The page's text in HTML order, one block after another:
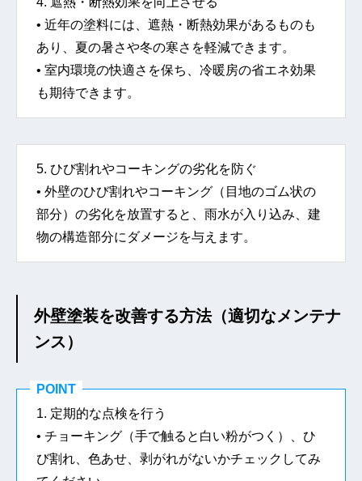
• 近年の塗料には、遮熱・断熱効果があるものも
あり、夏の暑さや冬の寒さを軽減できます。
• 室内環境の快適さを保ち、冷暖房の省エネ効果
も期待できます。
5. ひび割れやコーキングの劣化を防ぐ
• 外壁のひび割れやコーキング（目地のゴム状の
部分）の劣化を放置すると、雨水が入り込み、建
物の構造部分にダメージを与えます。
外壁塗装を改善する方法（適切なメンテナ
ンス）
POINT
1. 定期的な点検を行う
• チョーキング（手で触ると白い粉がつく）、ひ
び割れ、色あせ、剥がれがないかチェックしてみ